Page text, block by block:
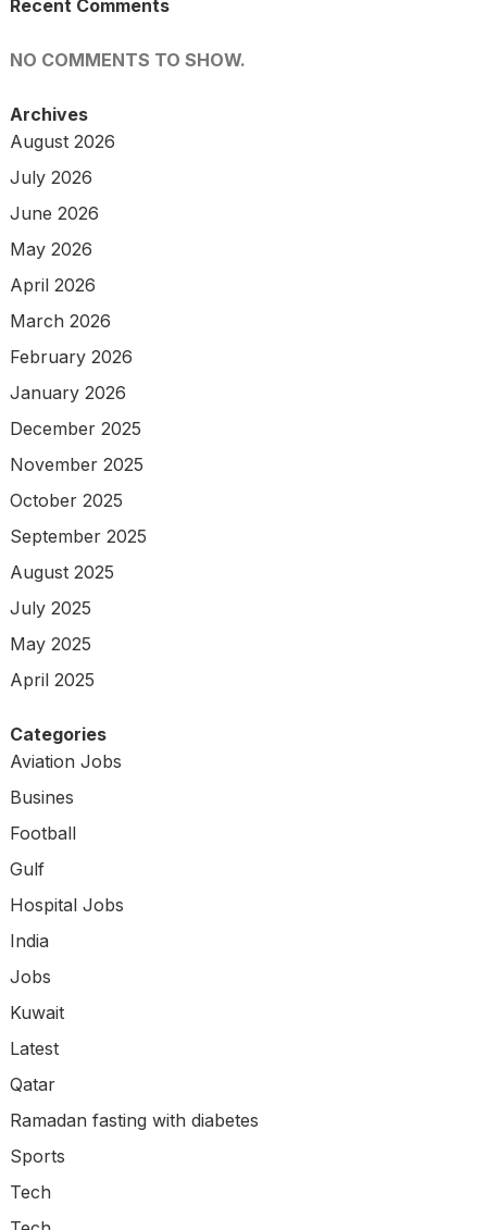
Recent Comments
NO COMMENTS TO SHOW.
Archives
August 2026
July 2026
June 2026
May 2026
April 2026
March 2026
February 2026
January 2026
December 2025
November 2025
October 2025
September 2025
August 2025
July 2025
May 2025
April 2025
Categories
Aviation Jobs
Busines
Football
Gulf
Hospital Jobs
India
Jobs
Kuwait
Latest
Qatar
Ramadan fasting with diabetes
Sports
Tech